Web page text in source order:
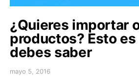
¿Quieres importar
productos? Esto
debes saber
mayo 5, 2016